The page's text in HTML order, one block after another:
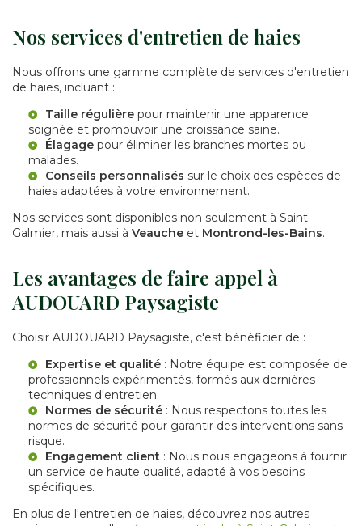
Nos services d'entretien de haies
Nous offrons une gamme complète de services d'entretien
de haies, incluant :
Taille régulière pour maintenir une apparence
soignée et promouvoir une croissance saine.
Élagage pour éliminer les branches mortes ou
malades.
Conseils personnalisés sur le choix des espèces de
haies adaptées à votre environnement.
Nos services sont disponibles non seulement à Saint-
Galmier, mais aussi à Veauche et Montrond-les-Bains.
Les avantages de faire appel à
AUDOUARD Paysagiste
Choisir AUDOUARD Paysagiste, c'est bénéficier de :
Expertise et qualité : Notre équipe est composée de
professionnels expérimentés, formés aux dernières
techniques d'entretien.
Normes de sécurité : Nous respectons toutes les
normes de sécurité pour garantir des interventions sans
risque.
Engagement client : Nous nous engageons à fournir
un service de haute qualité, adapté à vos besoins
spécifiques.
En plus de l'entretien de haies, découvrez nos autres